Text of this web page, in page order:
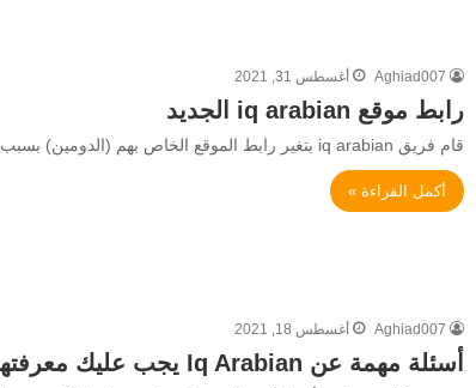
Aghiad007 أغسطس 31, 2021
رابط موقع iq arabian الجديد
قام فريق iq arabian بتغير رابط الموقع الخاص بهم (الدومين) بسبب مشاكل تقنية خاصة بالموقع. وقد اوضح الفريق انه من…
أكمل القراءة »
Aghiad007 أغسطس 18, 2021
أسئلة مهمة عن Iq Arabian يجب عليك معرفتها